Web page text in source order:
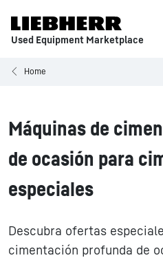
Used Equipment Marketplace
Home
Máquinas de
de ocasión para
especiales
Descubra ofertas
cimentación profunda de